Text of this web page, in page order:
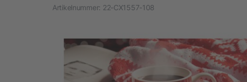
Artikelnummer: 22-CX1557-108